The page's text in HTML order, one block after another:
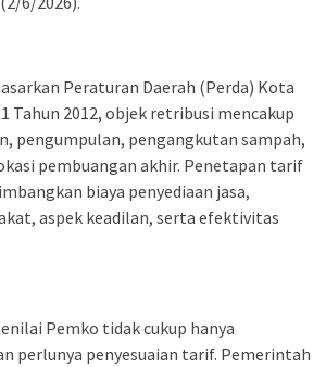
Peraturan Daerah (Perda) Kota
Tahun 2012, objek retribusi mencakup
pengumpulan, pengangkutan sampah,
pembuangan akhir. Penetapan tarif
biaya penyediaan jasa,
aspek keadilan, serta efektivitas
Pemko tidak cukup hanya
perlunya penyesuaian tarif. Pemerintah